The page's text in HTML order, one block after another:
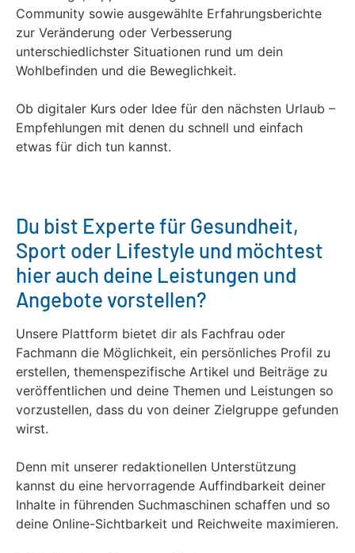
Community sowie ausgewählte Erfahrungsberichte
zur Veränderung oder Verbesserung
unterschiedlichster Situationen rund um dein
Wohlbefinden und die Beweglichkeit.
Ob digitaler Kurs oder Idee für den nächsten Urlaub –
Empfehlungen mit denen du schnell und einfach
etwas für dich tun kannst.
Du bist Experte für Gesundheit,
Sport oder Lifestyle und möchtest
hier auch deine Leistungen und
Angebote vorstellen?
Unsere Plattform bietet dir als Fachfrau oder
Fachmann die Möglichkeit, ein persönliches Profil zu
erstellen, themenspezifische Artikel und Beiträge zu
veröffentlichen und deine Themen und Leistungen so
vorzustellen, dass du von deiner Zielgruppe gefunden
wirst.
Denn mit unserer redaktionellen Unterstützung
kannst du eine hervorragende Auffindbarkeit deiner
Inhalte in führenden Suchmaschinen schaffen und so
deine Online-Sichtbarkeit und Reichweite maximieren.